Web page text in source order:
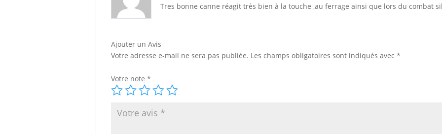
Tres bonne canne réagit très bien à la touche ,au ferrage ainsi que lors du combat
Ajouter un Avis
Votre adresse e-mail ne sera pas publiée. Les champs obligatoires sont indiqués avec *
Votre note *